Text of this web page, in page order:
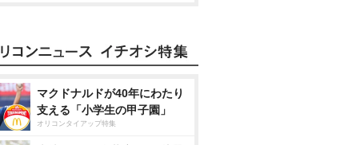
マクドナルドが40年にわたり
支える「小学生の甲子園」
オリコンタイアップ特集